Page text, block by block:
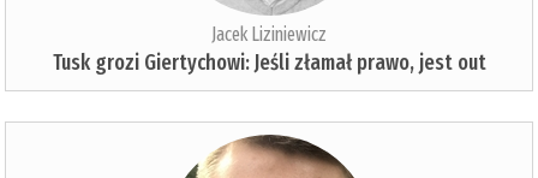
Jacek Liziniewicz
Tusk grozi Giertychowi: Jeśli złamał prawo, jest out